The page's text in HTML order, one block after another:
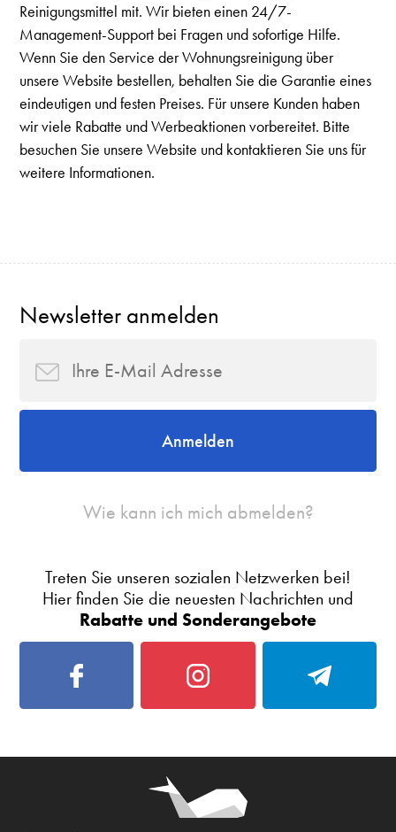
Reinigungsmittel mit. Wir bieten einen 24/7-
Management-Support bei Fragen und sofortige Hilfe.
Wenn Sie den Service der Wohnungsreinigung über
unsere Website bestellen, behalten Sie die Garantie eines
eindeutigen und festen Preises. Für unsere Kunden haben
wir viele Rabatte und Werbeaktionen vorbereitet. Bitte
besuchen Sie unsere Website und kontaktieren Sie uns für
weitere Informationen.
Newsletter anmelden
Anmelden
Wie kann ich mich abmelden?
Treten Sie unseren sozialen Netzwerken bei!
Hier finden Sie die neuesten Nachrichten und
Rabatte und Sonderangebote